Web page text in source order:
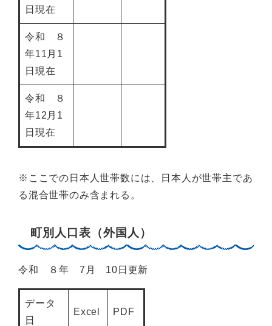
日現在
令和 ８
年11月1
日現在
令和 ８
年12月1
日現在
※ここでの日本人世帯数には、日本人が世帯主であ
る混合世帯のみ含まれる。
町別人口表（外国人）
令和 ８年 7月 10日更新
データ
日
Excel PDF